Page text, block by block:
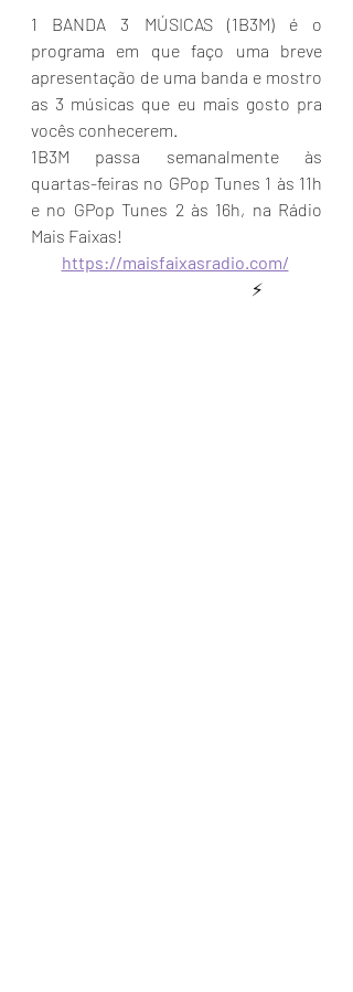
1 BANDA 3 MÚSICAS (1B3M) é o
programa em que faço uma breve
apresentação de uma banda e mostro
as 3 músicas que eu mais gosto pra
vocês conhecerem.
1B3M passa semanalmente às
quartas-feiras no GPop Tunes 1 às 11h
e no GPop Tunes 2 às 16h, na Rádio
Mais Faixas!
https://maisfaixasradio.com/
					⚡